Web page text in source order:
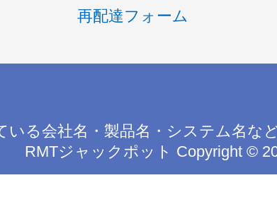
再配達フォーム
る会社名・製品名・システム名な
RMTジャックポット Copyright ©